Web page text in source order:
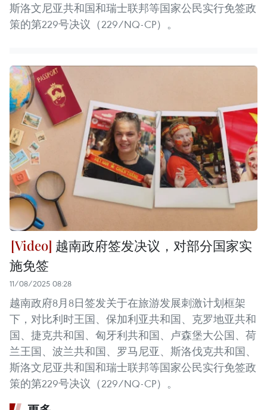
斯洛文尼亚共和国和瑞士联邦等国家公民实行免签政
策的第229号决议（229/NQ-CP）。
越南政府签发决议，对部分国家实
施免签
11/08/2025 08:28
越南政府8月8日签发关于在旅游发展刺激计划框架
下，对比利时王国、保加利亚共和国、克罗地亚共和
国、捷克共和国、匈牙利共和国、卢森堡大公国、荷
兰王国、波兰共和国、罗马尼亚、斯洛伐克共和国、
斯洛文尼亚共和国和瑞士联邦等国家公民实行免签政
策的第229号决议（229/NQ-CP）。